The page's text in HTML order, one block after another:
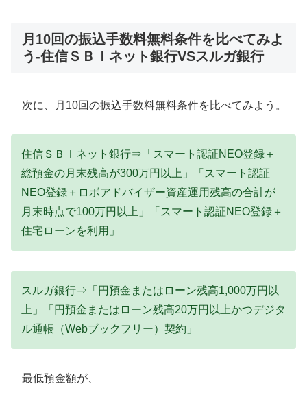
月10回の振込手数料無料条件を比べてみよ
う-住信ＳＢＩネット銀行VSスルガ銀行
次に、月10回の振込手数料無料条件を比べてみよう。
住信ＳＢＩネット銀行⇒「スマート認証NEO登録＋
総預金の月末残高が300万円以上」「スマート認証
NEO登録＋ロボアドバイザー資産運用残高の合計が
月末時点で100万円以上」「スマート認証NEO登録＋
住宅ローンを利用」
スルガ銀行⇒「円預金またはローン残高1,000万円以
上」「円預金またはローン残高20万円以上かつデジタ
ル通帳（Webブックフリー）契約」
最低預金額が、